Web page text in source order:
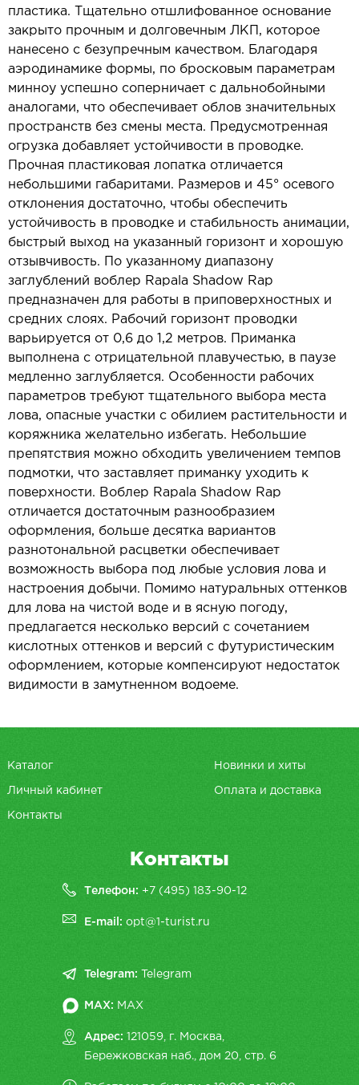
пластика. Тщательно отшлифованное основание
закрыто прочным и долговечным ЛКП, которое
нанесено с безупречным качеством. Благодаря
аэродинамике формы, по бросковым параметрам
минноу успешно соперничает с дальнобойными
аналогами, что обеспечивает облов значительных
пространств без смены места. Предусмотренная
огрузка добавляет устойчивости в проводке.
Прочная пластиковая лопатка отличается
небольшими габаритами. Размеров и 45° осевого
отклонения достаточно, чтобы обеспечить
устойчивость в проводке и стабильность анимации,
быстрый выход на указанный горизонт и хорошую
отзывчивость. По указанному диапазону
заглублений воблер Rapala Shadow Rap
предназначен для работы в приповерхностных и
средних слоях. Рабочий горизонт проводки
варьируется от 0,6 до 1,2 метров. Приманка
выполнена с отрицательной плавучестью, в паузе
медленно заглубляется. Особенности рабочих
параметров требуют тщательного выбора места
лова, опасные участки с обилием растительности и
коряжника желательно избегать. Небольшие
препятствия можно обходить увеличением темпов
подмотки, что заставляет приманку уходить к
поверхности. Воблер Rapala Shadow Rap
отличается достаточным разнообразием
оформления, больше десятка вариантов
разнотональной расцветки обеспечивает
возможность выбора под любые условия лова и
настроения добычи. Помимо натуральных оттенков
для лова на чистой воде и в ясную погоду,
предлагается несколько версий с сочетанием
кислотных оттенков и версий с футуристическим
оформлением, которые компенсируют недостаток
видимости в замутненном водоеме.
Каталог Новинки и хиты
Личный кабинет Оплата и доставка
Контакты
Контакты
Телефон: +7 (495) 183-90-12
E-mail:opt@1-turist.ru
Telegram: Telegram
MAX: MAX
Адрес: 121059, г. Москва,
Бережковская наб., дом 20, cтр. 6